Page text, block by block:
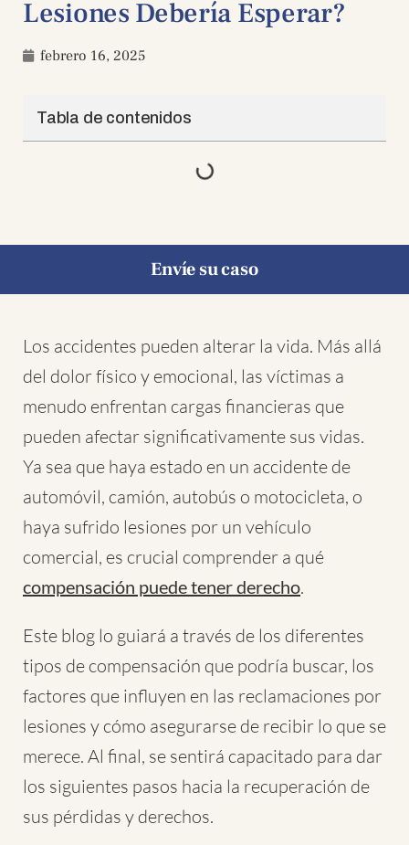
Lesiones Debería Esperar?
febrero 16, 2025
Tabla de contenidos
Envíe su caso
Los accidentes pueden alterar la vida. Más allá
del dolor físico y emocional, las víctimas a
menudo enfrentan cargas financieras que
pueden afectar significativamente sus vidas.
Ya sea que haya estado en un accidente de
automóvil, camión, autobús o motocicleta, o
haya sufrido lesiones por un vehículo
comercial, es crucial comprender a qué
compensación puede tener derecho.
Este blog lo guiará a través de los diferentes
tipos de compensación que podría buscar, los
factores que influyen en las reclamaciones por
lesiones y cómo asegurarse de recibir lo que se
merece. Al final, se sentirá capacitado para dar
los siguientes pasos hacia la recuperación de
sus pérdidas y derechos.